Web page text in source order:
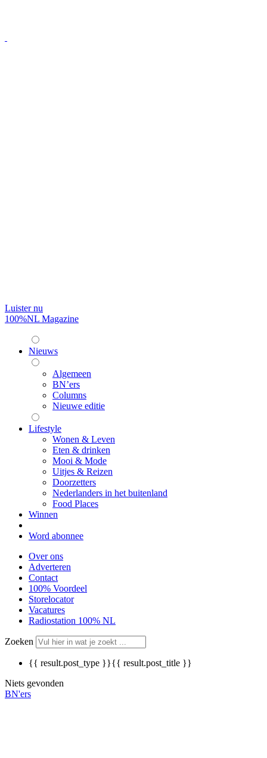
Luister nu
100%NL Magazine
Nieuws
Algemeen
BN’ers
Columns
Nieuwe editie
Lifestyle
Wonen & Leven
Eten & drinken
Mooi & Mode
Uitjes & Reizen
Doorzetters
Nederlanders in het buitenland
Food Places
Winnen
Word abonnee
Over ons
Adverteren
Contact
100% Voordeel
Storelocator
Vacatures
Radiostation 100% NL
Zoeken
{{ result.post_type }}{{ result.post_title }}
Niets gevonden
BN'ers